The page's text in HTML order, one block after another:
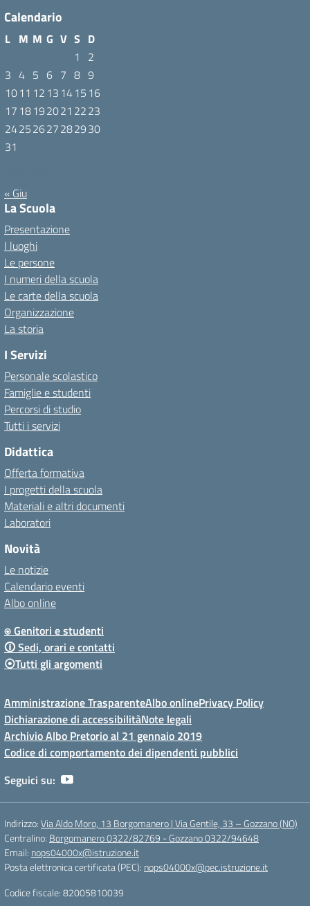
Calendario
L M M G V S D
1
2
3 4 5 6 7 8 9
1011 12 13 1415 16
17 18192021 2223
24252627282930
31
« Giu
La Scuola
Presentazione
I luoghi
Le persone
I numeri della scuola
Le carte della scuola
Organizzazione
La storia
I Servizi
Personale scolastico
Famiglie e studenti
Percorsi di studio
Tutti i servizi
Didattica
Offerta formativa
I progetti della scuola
Materiali e altri documenti
Laboratori
Novità
Le notizie
Calendario eventi
Albo online
⍟ Genitori e studenti
🛈 Sedi, orari e contatti
⦿Tutti gli argomenti
Amministrazione TrasparenteAlbo onlinePrivacy Policy
Dichiarazione di accessibilitàNote legali
Archivio Albo Pretorio al 21 gennaio 2019
Codice di comportamento dei dipendenti pubblici
Seguici su:
Indirizzo:Via Aldo Moro, 13 Borgomanero | Via Gentile, 33 – Gozzano (NO)
Centralino: Borgomanero 0322/82769 - Gozzano 0322/94648
Email: nops04000x@istruzione.it
Posta elettronica certificata (PEC): nops04000x@pec.istruzione.it
Codice fiscale: 82005810039